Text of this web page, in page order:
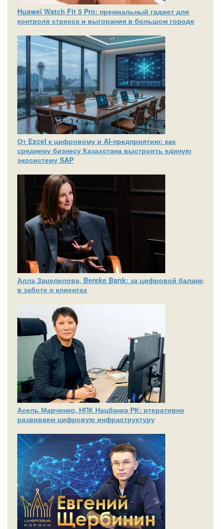
Huawei Watch Fit 5 Pro: премиальный гаджет для
контроля стресса и выгорания в большом городе
От Excel к цифровому и AI‑предприятию: как
среднему бизнесу Казахстана выстроить единую
экосистему SAP
Алла Зацепилова, Bereke Bank: за цифровой баланс
в заботе о клиентах
Асель Марченко, НПК Нацбанка РК: итеративно
развиваем цифровую инфраструктуру